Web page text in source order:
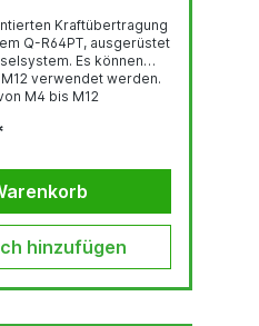
Kraftübertragung
Q-R64PT, ausgerüstet
Es können
verwendet werden.
M4 bis M12
M4 |
M5 | M6 | M8 alle
ZUBEHÖR:Umrüstsätz
| M5 | M6 | M8 | M10 |
hinzufügen